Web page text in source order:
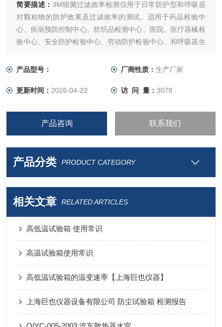
简要描述： 3M细菌过滤效率检测仪用于日常防护型和呼吸器
对颗粒物的防护效果及过滤效率的测试。适用于药品检验中
心、疾病预防控制中心、纺织品检测中心、医院、医疗器械检
验中心、安全防护检验中心、劳动防护检验中心、和呼吸器生
产品型号：
厂商性质： 生产厂家
更新时间： 2026-04-22 访 问 量： 3078
产品咨询 联系我们
产品分类 PRODUCT CATEGORY
相关文章 RELATED ARTICLES
高低温试验箱 使用常识
高温试验箱使用常识
高低温试验箱的温变速率【上海巨也仪器】
上海巨也仪器设备有限公司 防尘试验箱 检测报告